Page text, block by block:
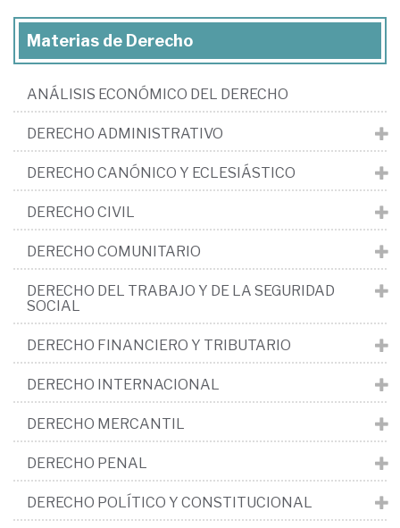
Materias de Derecho
ANÁLISIS ECONÓMICO DEL DERECHO
DERECHO ADMINISTRATIVO
DERECHO CANÓNICO Y ECLESIÁSTICO
DERECHO CIVIL
DERECHO COMUNITARIO
DERECHO DEL TRABAJO Y DE LA SEGURIDAD
SOCIAL
DERECHO FINANCIERO Y TRIBUTARIO
DERECHO INTERNACIONAL
DERECHO MERCANTIL
DERECHO PENAL
DERECHO POLÍTICO Y CONSTITUCIONAL